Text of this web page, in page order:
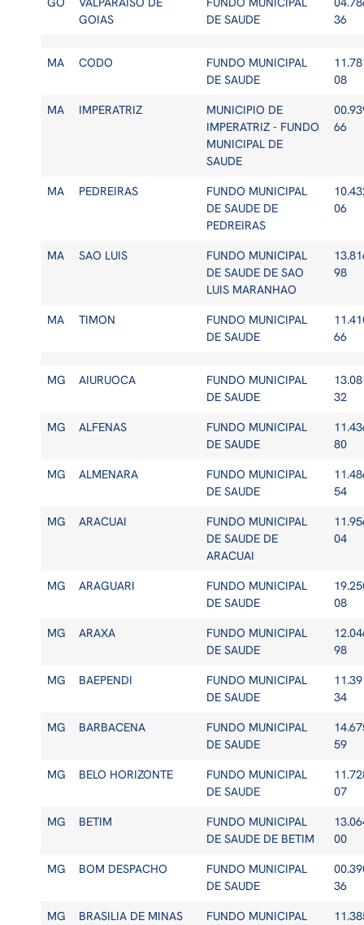
GOIAS
DE SAUDE
36
MA CODO
FUNDO MUNICIPAL
DE SAUDE
08
MA IMPERATRIZ
MUNICIPIO DE
IMPERATRIZ - FUNDO
MUNICIPAL DE
SAUDE
66
MA PEDREIRAS
FUNDO MUNICIPAL
DE SAUDE DE
PEDREIRAS
06
MA SAO LUIS
FUNDO MUNICIPAL
DE SAUDE DE SAO
LUIS MARANHAO
98
MA TIMON
FUNDO MUNICIPAL
DE SAUDE
66
MG AIURUOCA
FUNDO MUNICIPAL
DE SAUDE
32
MG ALFENAS
FUNDO MUNICIPAL
DE SAUDE
80
MG ALMENARA
FUNDO MUNICIPAL
DE SAUDE
54
MG ARACUAI
FUNDO MUNICIPAL
DE SAUDE DE
ARACUAI
04
MG ARAGUARI
FUNDO MUNICIPAL
DE SAUDE
08
MG ARAXA
FUNDO MUNICIPAL
DE SAUDE
98
MG BAEPENDI
FUNDO MUNICIPAL
DE SAUDE
34
MG BARBACENA
FUNDO MUNICIPAL
DE SAUDE
59
MG BELO HORIZONTE
FUNDO MUNICIPAL
DE SAUDE
07
MG BETIM
FUNDO MUNICIPAL
DE SAUDE DE BETIM
00
MG BOM DESPACHO
FUNDO MUNICIPAL
DE SAUDE
36
MG BRASILIA DE MINAS
FUNDO MUNICIPAL